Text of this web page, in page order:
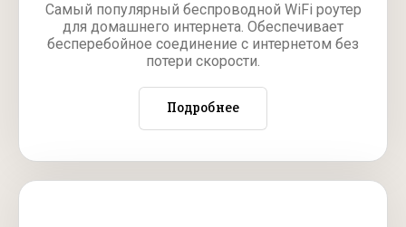
Самый популярный беспроводной WiFi роутер
для домашнего интернета. Обеспечивает
бесперебойное соединение с интернетом без
потери скорости.
Подробнее